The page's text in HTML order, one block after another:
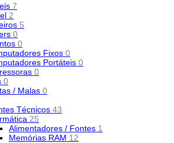
7
2
5
0
0
Fixos 0
Portáteis 0
0
0
/ Malas 0
Técnicos 43
25
Alimentadores / Fontes 1
Memórias RAM 12